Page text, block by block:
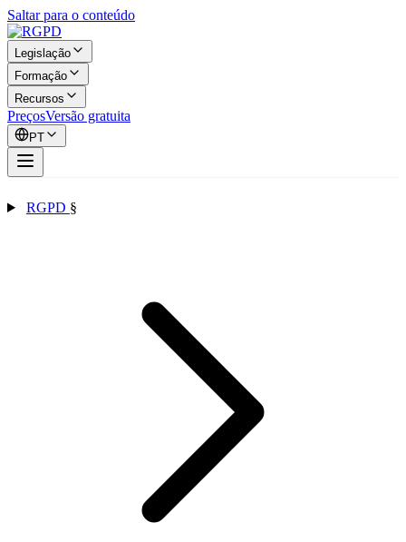
Saltar para o conteúdo
Legislação
Formação
Recursos
PreçosVersão gratuita
PT
RGPD §